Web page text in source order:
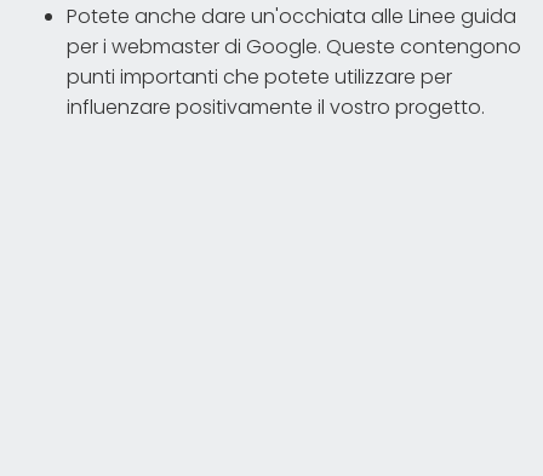
Potete anche dare un'occhiata alle Linee guida
per i webmaster di Google. Queste contengono
punti importanti che potete utilizzare per
influenzare positivamente il vostro progetto.